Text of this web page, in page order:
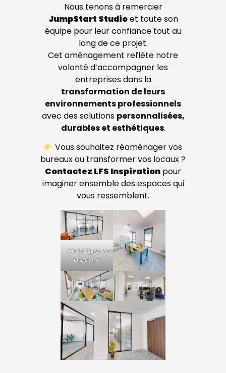
Nous tenons à remercier
JumpStart Studioet toute son
équipe pour leur confiance tout au
long de ce projet.
Cet aménagement reflète notre
volonté d’accompagner les
entreprises dans la
transformation de leurs
environnements professionnels
avec des solutions personnalisées,
durables et esthétiques.
Vous souhaitez réaménager vos
bureaux ou transformer vos locaux ?
Contactez LFS Inspiration pour
imaginer ensemble des espaces qui
vous ressemblent.
Aménagement
bureaux